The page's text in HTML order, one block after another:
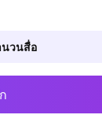
นวนสื่อ